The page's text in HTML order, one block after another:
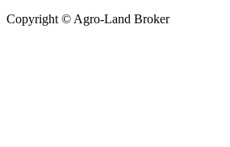
Copyright © Agro-Land Broker